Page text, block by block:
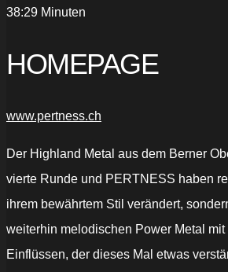
38:29 Minuten
HOMEPAGE
www.pertness.ch
Der Highland Metal aus dem Berner
vierte Runde und PERTNESS haben
ihrem bewährtem Stil verändert,
weiterhin melodischen Power Metal mit
Einflüssen, der dieses Mal etwas